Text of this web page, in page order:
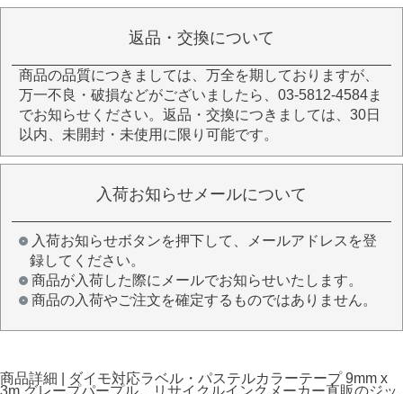
返品・交換について
商品の品質につきましては、万全を期しておりますが、
万一不良・破損などがございましたら、03-5812-4584ま
でお知らせください。返品・交換につきましては、30日
以内、未開封・未使用に限り可能です。
入荷お知らせメールについて
入荷お知らせボタンを押下して、メールアドレスを登
録してください。
商品が入荷した際にメールでお知らせいたします。
商品の入荷やご注文を確定するものではありません。
商品詳細 | ダイモ対応ラベル・パステルカラーテープ 9mm x